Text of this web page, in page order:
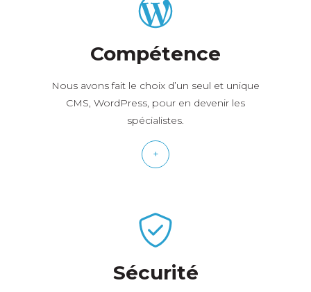
Compétence
Nous avons fait le choix d’un seul et unique
CMS, WordPress, pour en devenir les
spécialistes.
+
Sécurité